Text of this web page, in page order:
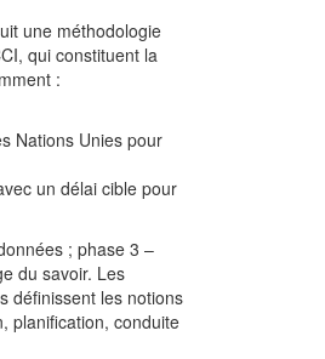
une méthodologie
qui constituent la
:
Nations Unies pour
un délai cible pour
; phase 3 –
du savoir. Les
définissent les notions
planification, conduite